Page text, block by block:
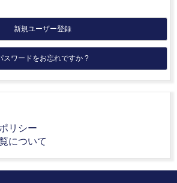
新規ユーザー登録
スワードをお忘れですか ?
リシー
について